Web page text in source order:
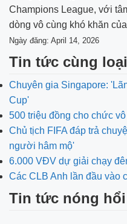
Champions League, với
dòng vô cùng khó khăn
Ngày đăng: April 14, 2026
Tin tức cùng loại
Chuyên gia Singapore:
Cup'
500 triệu đồng cho chức
Chủ tịch FIFA đáp trả
người hâm mộ'
6.000 VĐV dự giải chạy
Các CLB Anh lần đầu vào
Tin tức nóng hổi